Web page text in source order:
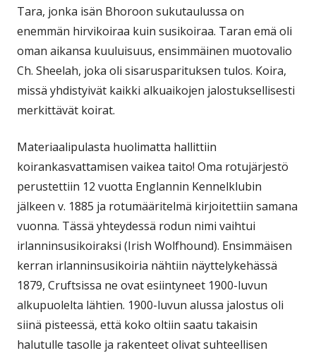
Tara, jonka isän Bhoroon sukutaulussa on
enemmän hirvikoiraa kuin susikoiraa. Taran emä oli
oman aikansa kuuluisuus, ensimmäinen muotovalio
Ch. Sheelah, joka oli sisarusparituksen tulos. Koira,
missä yhdistyivät kaikki alkuaikojen jalostuksellisesti
merkittävät koirat.
Materiaalipulasta huolimatta hallittiin
koirankasvattamisen vaikea taito! Oma rotujärjestö
perustettiin 12 vuotta Englannin Kennelklubin
jälkeen v. 1885 ja rotumääritelmä kirjoitettiin samana
vuonna. Tässä yhteydessä rodun nimi vaihtui
irlanninsusikoiraksi (Irish Wolfhound). Ensimmäisen
kerran irlanninsusikoiria nähtiin näyttelykehässä
1879, Cruftsissa ne ovat esiintyneet 1900-luvun
alkupuolelta lähtien. 1900-luvun alussa jalostus oli
siinä pisteessä, että koko oltiin saatu takaisin
halutulle tasolle ja rakenteet olivat suhteellisen